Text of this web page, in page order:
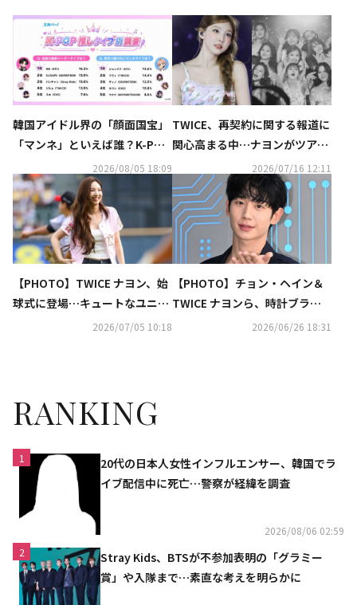
韓国アイドル界の「顔面国宝」
「マンネ」といえば誰？K-POP
推しタイプ別調査の結果が明ら
かに
2026/08/05 18:09
TWICE、再契約に関する報道に
関心高まる中…ナヨンがツアー
を終え心境告白「また会おう
ね」
2026/07/16 12:11
【PHOTO】TWICE ナヨン、始
球式に登場…キュートなユニフ
2026/07/05 10:18
【PHOTO】チョン・ヘイン＆
TWICE ナヨンら、時計ブラン
ド「CASIO」のイベントに出席
2026/06/26 18:31
RANKING
1
20代の日本人女性インフルエンサー、韓国でラ
イブ配信中に死亡…警察が経緯を調査
2026/08/06 02:59
2
Stray Kids、BTSが不参加表明の「グラミー
賞」や入隊まで…素直な考えを明らかに